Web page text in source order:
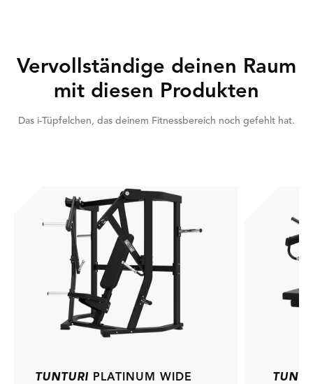
Vervollständige deinen Raum
mit diesen Produkten
Das i-Tüpfelchen, das deinem Fitnessbereich noch gefehlt hat.
TUNTURI PLATINUM WIDE